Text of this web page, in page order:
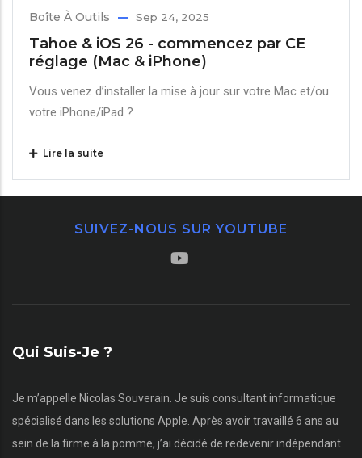
Boîte À Outils Sep 24, 2025
Tahoe & iOS 26 - commencez par CE
réglage (Mac & iPhone)
Vous venez d’installer la mise à jour sur votre Mac et/ou
votre iPhone/iPad ?
Lire la suite
SUIVEZ-NOUS SUR YOUTUBE
Qui Suis-Je ?
Je m’appelle Nicolas Souverain. Je suis consultant informatique
spécialisé dans les solutions Apple. Après avoir travaillé 6 ans au
sein de la firme à la pomme, j’ai décidé de redevenir indépendant